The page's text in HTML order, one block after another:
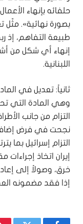
حلفائه بإنهاء
بصورة نهائية».
طبيعة التفاهم، إذ
إنهاء أي شكل من
اللبنانية.
ثانياً: تعديل في
وهي المادة التي
التزام من جانب
نجحت في فرض
التزام إسرائيل
إيران اتخاذ
خرق، وصولاً إلى
إذا فقد مضمونه